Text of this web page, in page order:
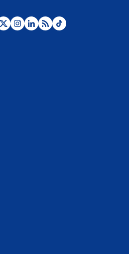
¿Por qué De la Espriella gobernará